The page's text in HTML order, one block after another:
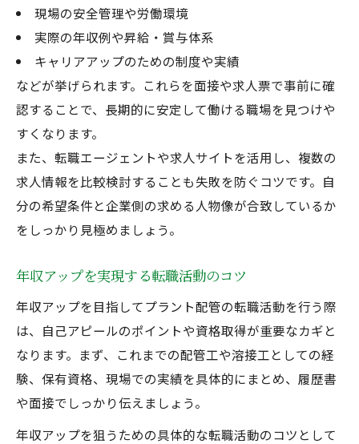
現場の安全管理や労働環境
実際の年収例や昇給・賞与体系
キャリアアップのための制度や実績
などが挙げられます。これらを面接や求人票で事前に確
認することで、長期的に安定して働ける職場を見つけや
すくなります。
また、転職エージェントや求人サイトを活用し、複数の
求人情報を比較検討することも失敗を防ぐコツです。自
分の希望条件と企業側の求める人物像が合致しているか
をしっかり見極めましょう。
年収アップを実現する転職活動のコツ
年収アップを目指してプラント配管の転職活動を行う際
は、自己アピールのポイントや資格取得が重要なカギと
なります。まず、これまでの配管工や溶接工としての経
験、保有資格、現場での実績を具体的にまとめ、履歴書
や面接でしっかり伝えましょう。
年収アップを狙うための具体的な転職活動のコツとして